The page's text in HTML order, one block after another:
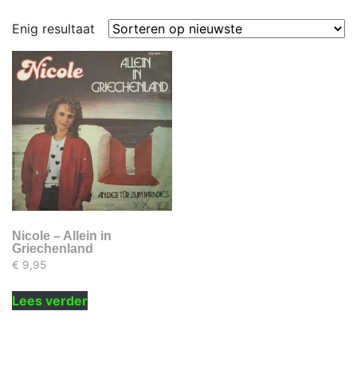
Enig resultaat
Nicole – Allein in
Griechenland
€ 9,95
Lees verder